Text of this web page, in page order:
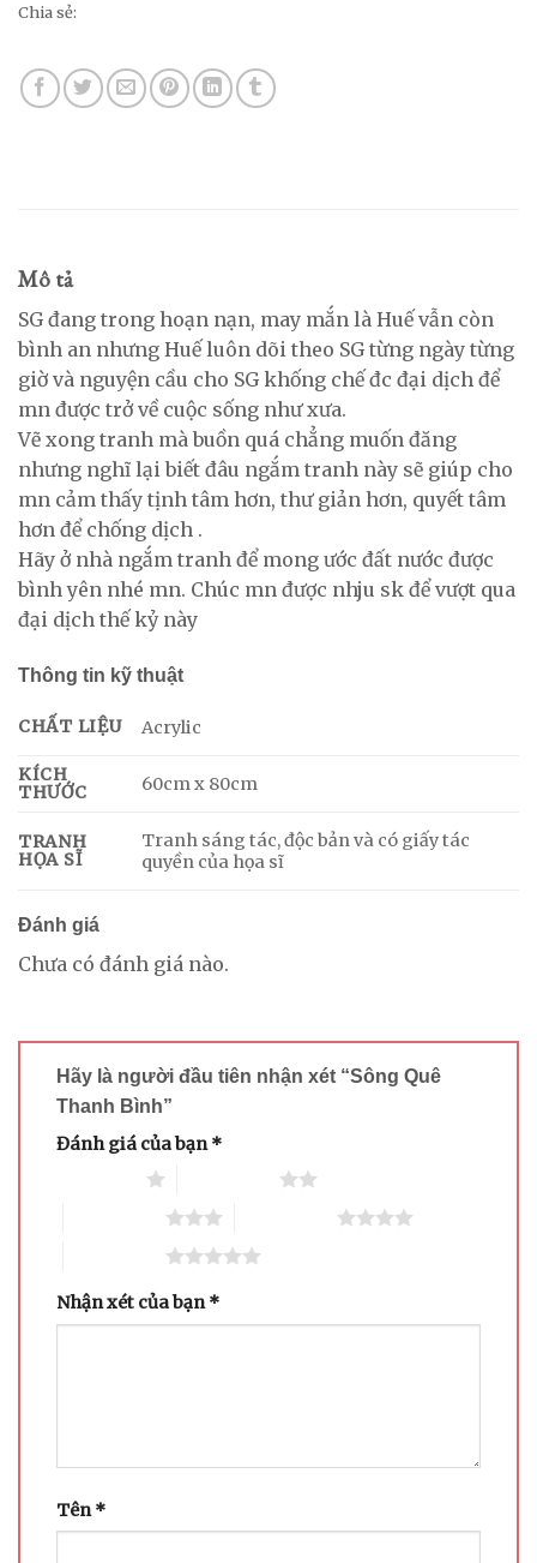
Chia sẻ:
Mô tả
SG đang trong hoạn nạn, may mắn là Huế vẫn còn
bình an nhưng Huế luôn dõi theo SG từng ngày từng
giờ và nguyện cầu cho SG khống chế đc đại dịch để
mn được trở về cuộc sống như xưa.
Vẽ xong tranh mà buồn quá chẳng muốn đăng
nhưng nghĩ lại biết đâu ngắm tranh này sẽ giúp cho
mn cảm thấy tịnh tâm hơn, thư giản hơn, quyết tâm
hơn để chống dịch .
Hãy ở nhà ngắm tranh để mong ước đất nước được
bình yên nhé mn. Chúc mn được nhju sk để vượt qua
đại dịch thế kỷ này
Thông tin kỹ thuật
CHẤT LIỆU Acrylic
KÍCH
THƯỚC
60cm x 80cm
TRANH
HỌA SĨ
Tranh sáng tác, độc bản và có giấy tác
quyền của họa sĩ
Đánh giá
Chưa có đánh giá nào.
Hãy là người đầu tiên nhận xét “Sông Quê
Thanh Bình”
Đánh giá của bạn*
Nhận xét của bạn*
Tên*